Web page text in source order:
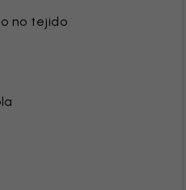
no tejido